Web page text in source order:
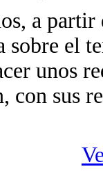
a
el
unos
con sus